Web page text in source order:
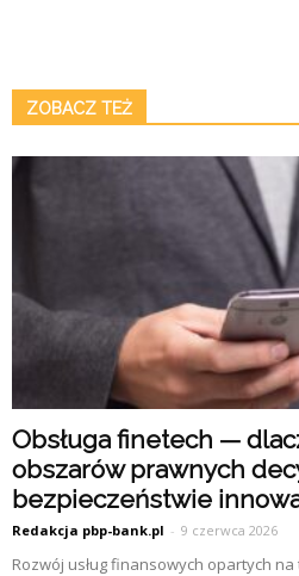
ZOBACZ TEŻ
Obsługa finetech —
obszarów prawnych
bezpieczeństwie
Redakcja pbp-bank.pl - 9 czerwca 2026
Rozwój usług finansowych opartych